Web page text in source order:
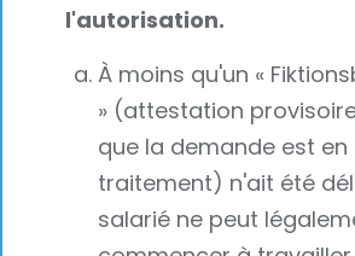
l'autorisation.
À moins qu'un «
» (attestation
que la demande est
traitement) n'ait été
salarié ne peut